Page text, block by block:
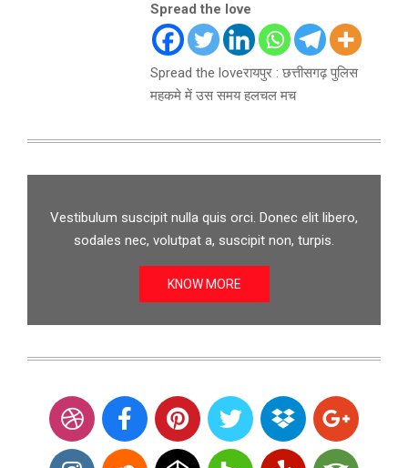
Spread the love
Spread the loveरायपुर : छत्तीसगढ़ पुलिस
महकमे में उस समय हलचल मच
Vestibulum suscipit nulla quis orci. Donec elit libero,
sodales nec, volutpat a, suscipit non, turpis.
KNOW MORE